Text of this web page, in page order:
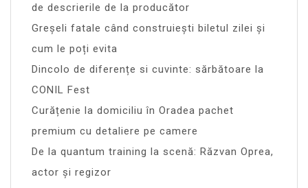
de descrierile de la producător
Greșeli fatale când construiești biletul zilei și
cum le poți evita
Dincolo de diferențe si cuvinte: sărbătoare la
CONIL Fest
Curățenie la domiciliu în Oradea pachet
premium cu detaliere pe camere
De la quantum training la scenă: Răzvan Oprea,
actor și regizor